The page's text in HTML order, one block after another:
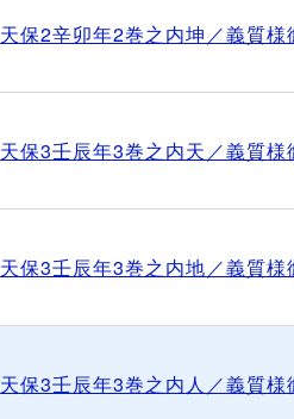
天保2辛卯年2巻之内坤／義質
天保3壬辰年3巻之内天／義質
天保3壬辰年3巻之内地／義質
天保3壬辰年3巻之内人／義質